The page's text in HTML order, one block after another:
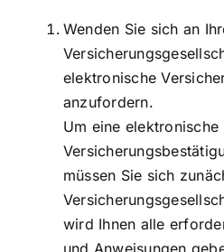
Wenden Sie sich an
elektronische
anzufordern.
Um eine elektronische
müssen Sie sich
wird Ihnen alle